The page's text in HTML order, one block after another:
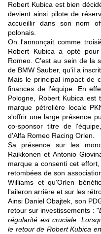
Robert Kubica est bien
devient ainsi pilote de
accueillir dans son nom
polonais.
On l'annonçait comme
Robert Kubica a opté
Romeo. C'est au sein de la
de BMW Sauber, qu'il a
Mais le principal impact de
finances de l'équipe. En
Pologne, Robert Kubica est
marque pétrolière locale
s'offrir une large présence
co-sponsor titre de
d'Alfa Romeo Racing Orlen.
Sa présence sur les
Raikkonen et Antonio
marque a consenti cet
retombées de son
Williams et qu'Orlen
l'aileron arrière et sur les
Ainsi Daniel Obajtek, son
retour sur investissements : "
régularité est cruciale.
le retour de Robert Kubica